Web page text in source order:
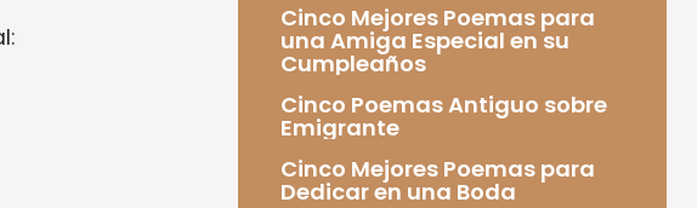
Cinco Mejores Poemas para
una Amiga Especial en su
Cumpleaños
Cinco Poemas Antiguo sobre
Emigrante
Cinco Mejores Poemas para
Dedicar en una Boda